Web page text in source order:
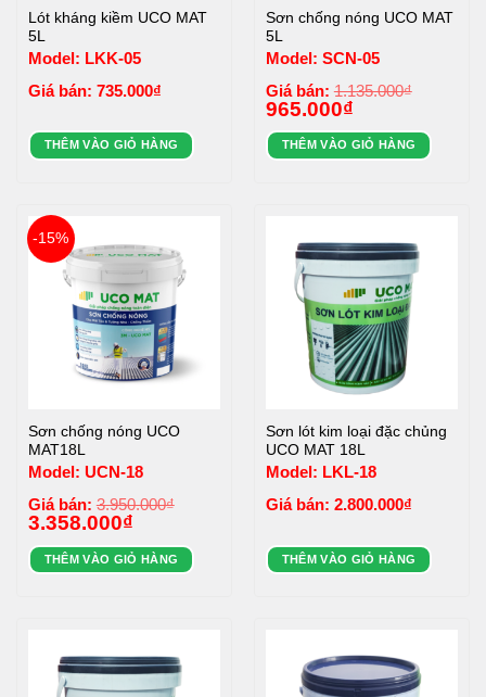
Lót kháng kiềm UCO MAT
5L
Model: LKK-05
Giá bán: 735.000₫
THÊM VÀO GIỎ HÀNG
Sơn chống nóng UCO MAT
5L
Model: SCN-05
Giá bán:1.135.000₫
Original
price
was:
1.135.000₫.
965.000₫Current
is:
965.000₫.
THÊM VÀO GIỎ HÀNG
-15%
Sơn chống nóng UCO
MAT18L
Model: UCN-18
Giá bán:3.950.000₫
Original
price
was:
3.950.000₫.
3.358.000₫Current
is:
3.358.000₫.
THÊM VÀO GIỎ HÀNG
Sơn lót kim loại đặc chủng
UCO MAT 18L
Model: LKL-18
Giá bán: 2.800.000₫
THÊM VÀO GIỎ HÀNG